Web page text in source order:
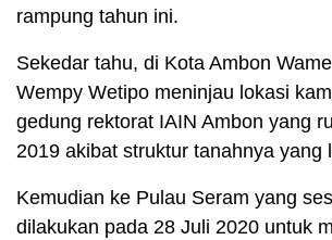
rampung tahun ini.
Sekedar tahu, di Kota Ambon
Wempy Wetipo meninjau lokasi
gedung rektorat IAIN Ambon yang
2019 akibat struktur tanahnya yang
Kemudian ke Pulau Seram yang
dilakukan pada 28 Juli 2020 untuk